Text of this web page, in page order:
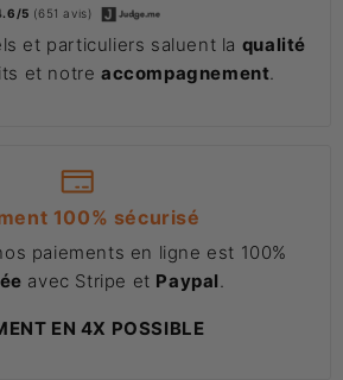
5 (651 avis)
et particuliers saluent la qualité
et notre accompagnement.
100% sécurisé
paiements en ligne est 100%
avec Stripe et Paypal.
EN 4X POSSIBLE